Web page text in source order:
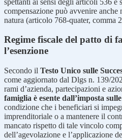
compensazione può avvenire
natura (articolo 768-quater, comma
Regime fiscale del patto di
l’esenzione
Secondo il Testo Unico sulle
come aggiornato dal Dlgs n. 139/
rami d’azienda, partecipazioni e
famiglia è esente dall’imposta
condizione che i beneficiari si
imprenditoriale o a mantenere il
mancato rispetto di tale vincolo
dell’agevolazione e l’applicazione